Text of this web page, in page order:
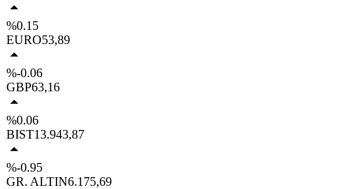
%0.15
EURO53,89
%-0.06
GBP63,16
%0.06
BIST13.943,87
%-0.95
GR. ALTIN6.175,69